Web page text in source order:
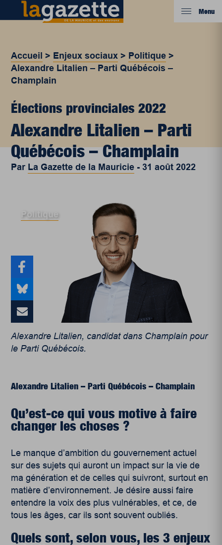
Menu
Accueil > Enjeux sociaux > Politique >
Alexandre Litalien – Parti Québécois –
Champlain
Élections provinciales 2022
Alexandre Litalien – Parti
Québécois – Champlain
Par La Gazette de la Mauricie -31 août 2022
Politique
Alexandre Litalien, candidat dans Champlain pour
le Parti Québécois.
Alexandre Litalien – Parti Québécois – Champlain
Qu’est-ce qui vous motive à faire
changer les choses ?
Le manque d’ambition du gouvernement actuel
sur des sujets qui auront un impact sur la vie de
ma génération et de celles qui suivront, surtout en
matière d’environnement. Je désire aussi faire
entendre la voix des plus vulnérables, et ce, de
tous les âges, car ils sont souvent oubliés.
Quels sont, selon vous, les 3 enjeux